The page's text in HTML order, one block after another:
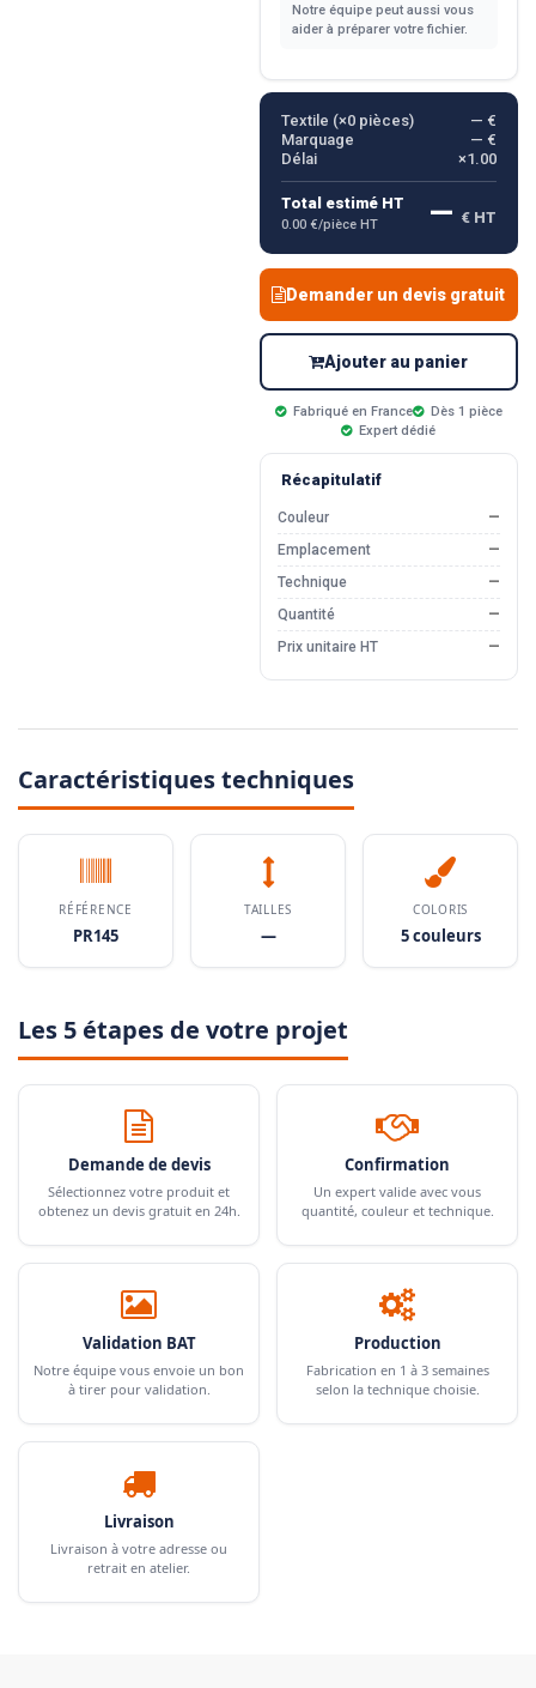
Notre équipe peut aussi vous
aider à préparer votre fichier.
Textile (×0pièces)
— €
Marquage
— €
Délai
×1.00
Total estimé HT
0.00 €/pièce HT — € HT
Demander un devis gratuit
Ajouter au panier
Fabriqué en France
Dès 1 pièce
Expert dédié
Récapitulatif
Couleur
—
Emplacement
—
Technique
—
Quantité
—
Prix unitaire HT
—
Caractéristiques techniques
RÉFÉRENCE
PR145
TAILLES
—
COLORIS
5 couleurs
Les 5 étapes de votre projet
Demande de devis
Sélectionnez votre produit et
obtenez un devis gratuit en 24h.
Confirmation
Un expert valide avec vous
quantité, couleur et technique.
Validation BAT
Notre équipe vous envoie un bon
à tirer pour validation.
Production
Fabrication en 1 à 3 semaines
selon la technique choisie.
Livraison
Livraison à votre adresse ou
retrait en atelier.